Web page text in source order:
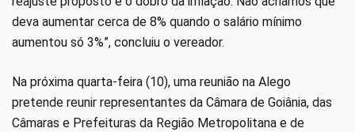
deva aumentar cerca de 8% quando o salário mínimo
aumentou só 3%”, concluiu o vereador.
Na próxima quarta-feira (10), uma reunião na Alego
pretende reunir representantes da Câmara de Goiânia, das
Câmaras e Prefeituras da Região Metropolitana e de